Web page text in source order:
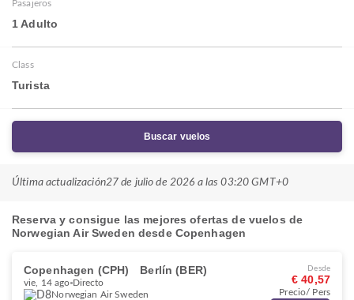
Pasajeros
1 Adulto
Class
Turista
Buscar vuelos
Última actualización27 de julio de 2026 a las 03:20 GMT+0
Reserva y consigue las mejores ofertas de vuelos de
Norwegian Air Sweden desde Copenhagen
Copenhagen (CPH) Berlín (BER)
vie, 14 ago Directo
Norwegian Air Sweden
Desde
€ 40,57
Precio/ Pers